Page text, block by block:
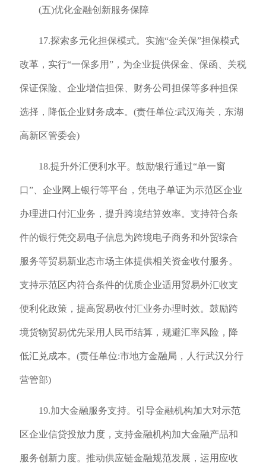
(五)优化金融创新服务保障
17.探索多元化担保模式。实施“金关保”担保模式
改革，实行“一保多用”，为企业提供保金、保函、关税
保证保险、企业增信担保、财务公司担保等多种担保
选择，降低企业财务成本。(责任单位:武汉海关，东湖
高新区管委会)
18.提升外汇便利水平。鼓励银行通过“单一窗
口”、企业网上银行等平台，凭电子单证为示范区企业
办理进口付汇业务，提升跨境结算效率。支持符合条
件的银行凭交易电子信息为跨境电子商务和外贸综合
服务等贸易新业态市场主体提供相关资金收付服务。
支持示范区内符合条件的优质企业适用贸易外汇收支
便利化政策，提高贸易收付汇业务办理时效。鼓励跨
境货物贸易优先采用人民币结算，规避汇率风险，降
低汇兑成本。(责任单位:市地方金融局，人行武汉分行
营管部)
19.加大金融服务支持。引导金融机构加大对示范
区企业信贷投放力度，支持金融机构加大金融产品和
服务创新力度。推动供应链金融规范发展，运用应收